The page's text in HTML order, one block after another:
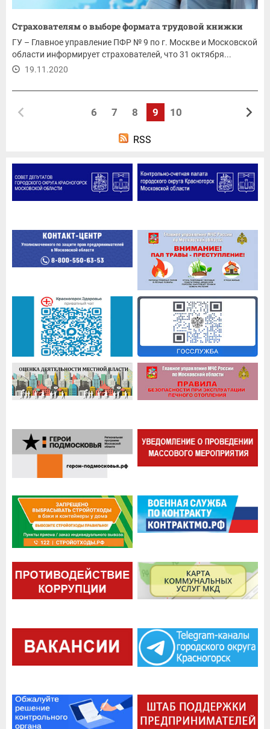
Страхователям о выборе формата трудовой книжки
ГУ – Главное управление ПФР № 9 по г. Москве и Московской
области информирует страхователей, что 31 октября...
19.11.2020
6 7 8 9 10
RSS